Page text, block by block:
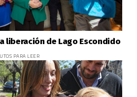
liberación de Lago Escondido
PARA LEER